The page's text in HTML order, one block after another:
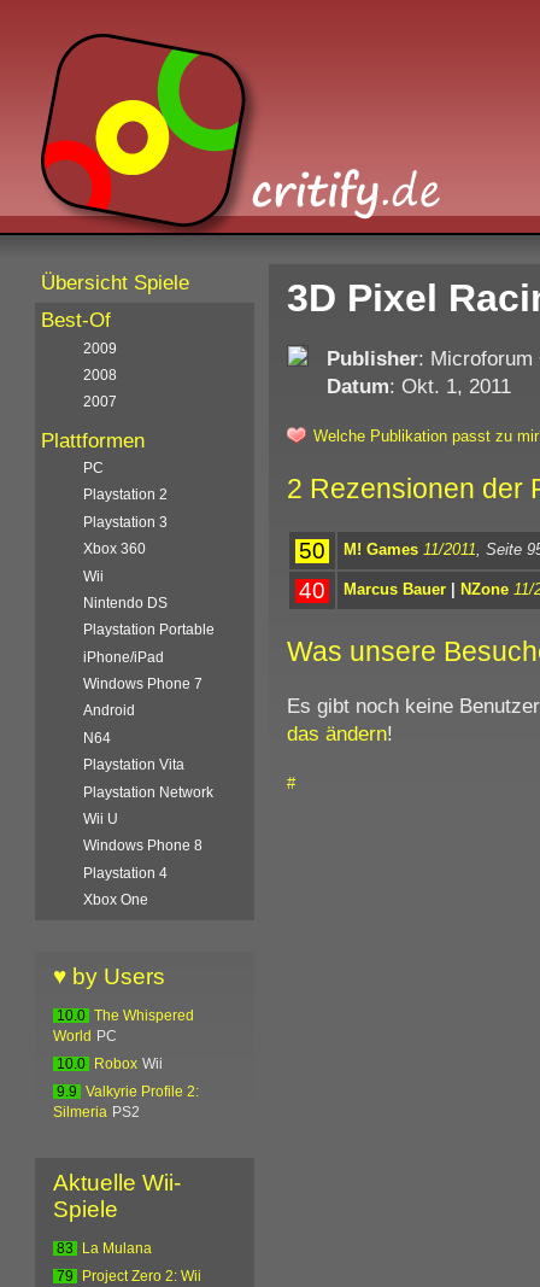
3D Pixel
Publisher: Microforum
Datum: Okt. 1, 2011
Welche Publikation passt zu
2 Rezensionen der
50 M! Games 11/2011 , Seite
40 Marcus Bauer| NZone 11/
Was unsere
Es gibt noch keine
das ändern!
#
Übersicht Spiele
Best-Of
2009
2008
2007
Plattformen
PC
Playstation 2
Playstation 3
Xbox 360
Wii
Nintendo DS
Playstation Portable
iPhone/iPad
Windows Phone 7
Android
N64
Playstation Vita
Playstation Network
Wii U
Windows Phone 8
Playstation 4
Xbox One
♥ by Users
10.0
The Whispered
World
PC
10.0
Robox Wii
9.9
Valkyrie Profile 2:
Silmeria PS2
Aktuelle Wii-
Spiele
83
La Mulana
79
Project Zero 2: Wii